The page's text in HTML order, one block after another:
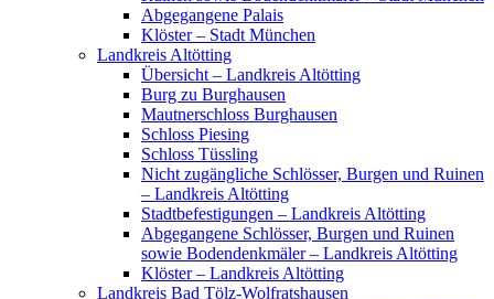
Abgegangene Palais
Klöster – Stadt München
Landkreis Altötting
Übersicht – Landkreis Altötting
Burg zu Burghausen
Mautnerschloss Burghausen
Schloss Piesing
Schloss Tüssling
Nicht zugängliche Schlösser, Burgen und Ruinen
– Landkreis Altötting
Stadtbefestigungen – Landkreis Altötting
Abgegangene Schlösser, Burgen und Ruinen
sowie Bodendenkmäler – Landkreis Altötting
Klöster – Landkreis Altötting
Landkreis Bad Tölz-Wolfratshausen